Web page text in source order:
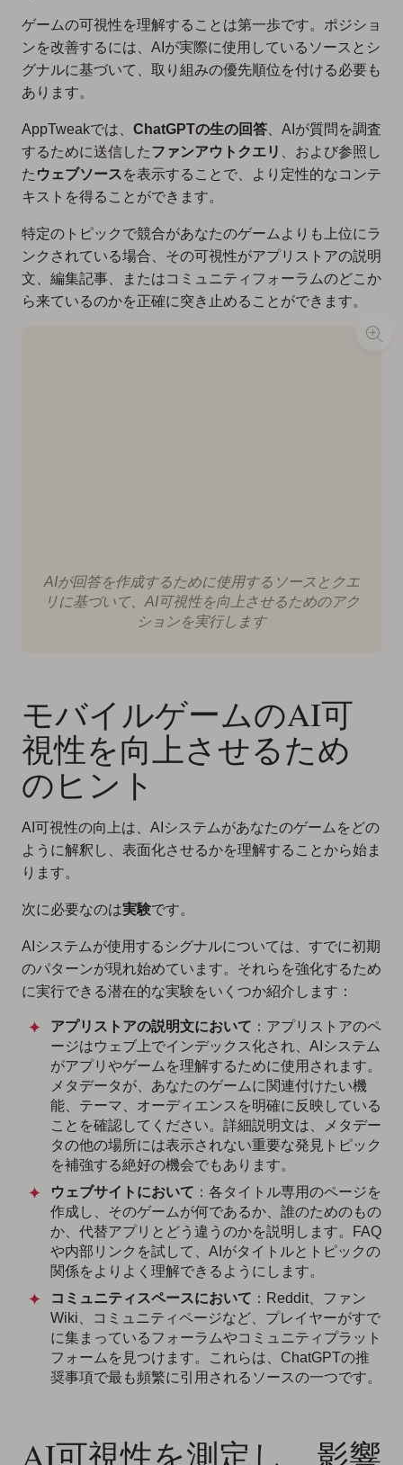
ゲームの可視性を理解することは第一歩です。ポジショ
ンを改善するには、AIが実際に使用しているソースとシ
グナルに基づいて、取り組みの優先順位を付ける必要も
あります。
AppTweakでは、 ChatGPTの生の回答 、AIが質問を調査
するために送信したファンアウトクエリ
、および参照し
た ウェブソースを表示することで、より定性的なコンテ
キストを得ることができます。
特定のトピックで競合があなたのゲームよりも上位にラ
ンクされている場合、その可視性がアプリストアの説明
文、編集記事、またはコミュニティフォーラムのどこか
ら来ているのかを正確に突き止めることができます。
AIが回答を作成するために使用するソースとクエ
リに基づいて、AI可視性を向上させるためのアク
ションを実行します
モバイルゲームのAI可
視性を向上させるため
のヒント
AI可視性の向上は、AIシステムがあなたのゲームをどの
ように解釈し、表面化させるかを理解することから始ま
ります。
次に必要なのは実験です。
AIシステムが使用するシグナルについては、すでに初期
のパターンが現れ始めています。それらを強化するため
に実行できる潜在的な実験をいくつか紹介します：
アプリストアの説明文において ：アプリストアのペ
ージはウェブ上でインデックス化され、AIシステム
がアプリやゲームを理解するために使用されます。
メタデータが、あなたのゲームに関連付けたい機
能、テーマ、オーディエンスを明確に反映している
ことを確認してください。詳細説明文は、メタデー
タの他の場所には表示されない重要な発見トピック
を補強する絶好の機会でもあります。
ウェブサイトにおいて ：各タイトル専用のページを
作成し、そのゲームが何であるか、誰のためのもの
か、代替アプリとどう違うのかを説明します。FAQ
や内部リンクを試して、AIがタイトルとトピックの
関係をよりよく理解できるようにします。
コミュニティスペースにおいて ：Reddit、ファン
Wiki、コミュニティページなど、プレイヤーがすで
に集まっているフォーラムやコミュニティプラット
フォームを見つけます。これらは、ChatGPTの推
奨事項で最も頻繁に引用されるソースの一つです。
AI可視性を測定し、影響